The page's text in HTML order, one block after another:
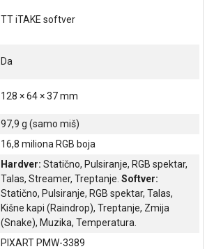
TT iTAKE softver
Da
128 × 64 × 37 mm
97,9 g (samo miš)
16,8 miliona RGB boja
Hardver: Statično, Pulsiranje, RGB spektar,
Talas, Streamer, Treptanje. Softver:
Statično, Pulsiranje, RGB spektar, Talas,
Kišne kapi (Raindrop), Treptanje, Zmija
(Snake), Muzika, Temperatura.
PIXART PMW-3389